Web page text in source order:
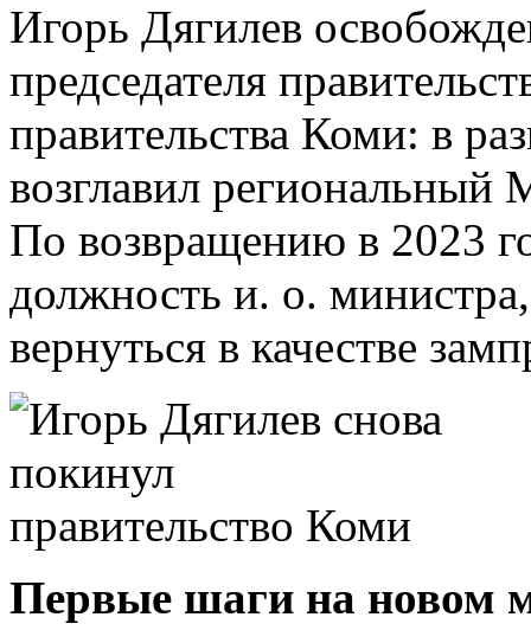
Игорь Дягилев
председателя
правительства Коми: в
возглавил
По возвращению в 2023
должность и. о.
вернуться в качестве
Первые шаги на новом